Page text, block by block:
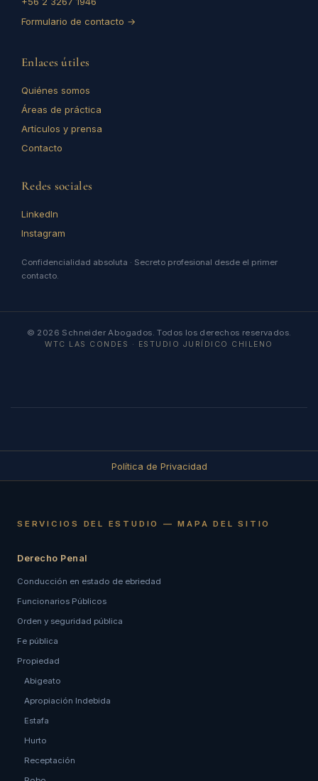
Formulario de contacto →
Enlaces útiles
Quiénes somos
Áreas de práctica
Artículos y prensa
Contacto
Redes sociales
LinkedIn
Instagram
Confidencialidad absoluta · Secreto profesional desde el primer
contacto.
© 2026 Schneider Abogados. Todos los derechos reservados.
WTC LAS CONDES · ESTUDIO JURÍDICO CHILENO
Política de Privacidad
SERVICIOS DEL ESTUDIO — MAPA DEL SITIO
Derecho Penal
Conducción en estado de ebriedad
Funcionarios Públicos
Orden y seguridad pública
Fe pública
Propiedad
Abigeato
Apropiación Indebida
Estafa
Hurto
Receptación